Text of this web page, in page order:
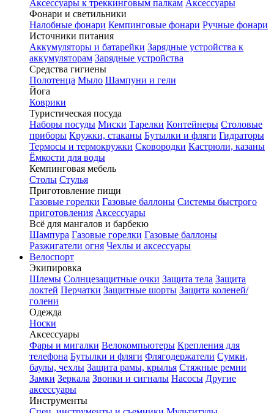
Аксессуары к треккинговым палкам Аксессуары
Фонари и светильники
Налобные фонари Кемпинговые фонари Ручные фонари
Источники питания
Аккумуляторы и батарейки Зарядные устройства к
аккумуляторам Зарядные устройства
Средства гигиены
Полотенца Мыло Шампуни и гели
Йога
Коврики
Туристическая посуда
Наборы посуды Миски Тарелки Контейнеры Столовые
приборы Кружки, стаканы Бутылки и фляги Гидраторы
Термосы и термокружки Сковородки Кастрюли, казаны
Ёмкости для воды
Кемпинговая мебель
Столы Стулья
Приготовление пищи
Газовые горелки Газовые баллоны Системы быстрого
приготовления Аксессуары
Всё для мангалов и барбекю
Шампура Газовые горелки Газовые баллоны
Разжигатели огня Чехлы и аксессуары
Велоспорт
Экипировка
Шлемы Солнцезащитные очки Защита тела Защита
локтей Перчатки Защитные шорты Защита коленей/
голени
Одежда
Носки
Аксессуары
Фары и мигалки Велокомпьютеры Крепления для
телефона Бутылки и фляги Флягодержатели Сумки,
баулы, чехлы Защита рамы, крылья Стяжные ремни
Замки Зеркала Звонки и сигналы Насосы Другие
аксессуары
Инструменты